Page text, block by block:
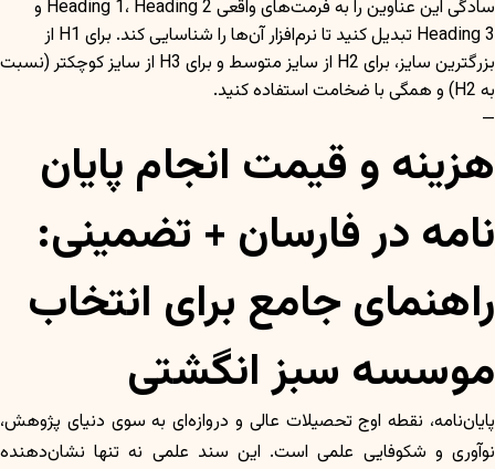
سادگی این عناوین را به فرمت‌های واقعی Heading 1، Heading 2 و
Heading 3 تبدیل کنید تا نرم‌افزار آن‌ها را شناسایی کند. برای H1 از
بزرگترین سایز، برای H2 از سایز متوسط و برای H3 از سایز کوچکتر (نسبت
به H2) و همگی با ضخامت استفاده کنید.
—
هزینه و قیمت انجام پایان
نامه در فارسان + تضمینی:
راهنمای جامع برای انتخاب
موسسه سبز انگشتی
پایان‌نامه، نقطه اوج تحصیلات عالی و دروازه‌ای به سوی دنیای پژوهش،
نوآوری و شکوفایی علمی است. این سند علمی نه تنها نشان‌دهنده